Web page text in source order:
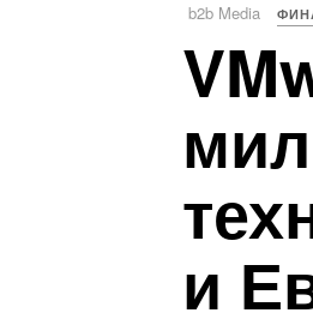
b2b Media
и